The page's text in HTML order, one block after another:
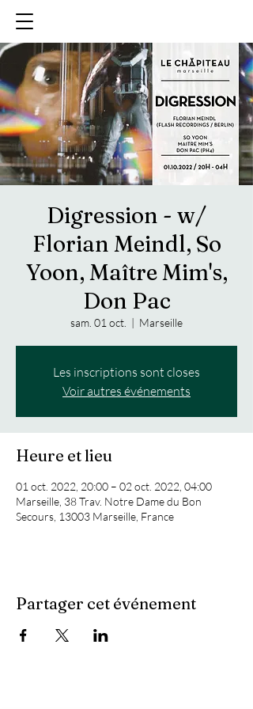
Digression - w/
Florian Meindl, So
Yoon, Maître Mim's,
Don Pac
sam. 01 oct.
  |
Marseille
Les inscriptions sont closes
Voir autres événements
Heure et lieu
01 oct. 2022, 20:00 – 02 oct. 2022, 04:00
Marseille, 38 Trav. Notre Dame du Bon
Secours, 13003 Marseille, France
Partager cet événement